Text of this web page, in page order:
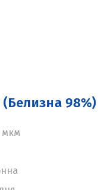
98%)
мкм